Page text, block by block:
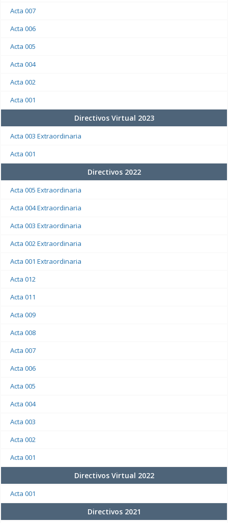
Acta 007
Acta 006
Acta 005
Acta 004
Acta 002
Acta 001
Directivos Virtual 2023
Acta 003 Extraordinaria
Acta 001
Directivos 2022
Acta 005 Extraordinaria
Acta 004 Extraordinaria
Acta 003 Extraordinaria
Acta 002 Extraordinaria
Acta 001 Extraordinaria
Acta 012
Acta 011
Acta 009
Acta 008
Acta 007
Acta 006
Acta 005
Acta 004
Acta 003
Acta 002
Acta 001
Directivos Virtual 2022
Acta 001
Directivos 2021